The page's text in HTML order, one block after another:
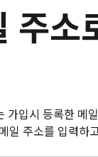
주소
가입시 등록한 메
일 주소를 입력